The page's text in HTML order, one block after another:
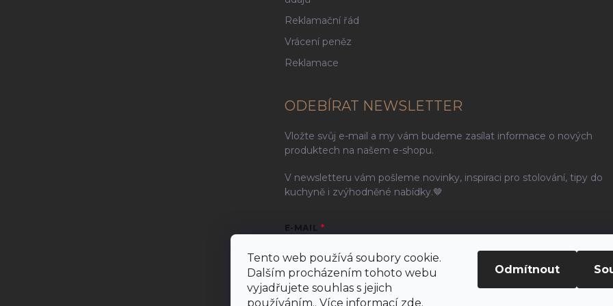
Tento web používá soubory cookie.
Dalším procházením tohoto webu
vyjadřujete souhlas s jejich
používáním.. Více informací zde.
Odmítnout
Reklamační řád
Vrácení peněz
Reklamace
ODEBÍRAT NEWSLETTER
Vložte svůj e-mail a my vám budeme zasílat informace o nových
produktech na našem e-shopu.
V newsletteru vám pošleme novinky, inspiraci pro stolování, tipy do
kuchyně i zvýhodněné nabídky.🤎
E-MAIL
Vložením e-mailu souhlasíte s